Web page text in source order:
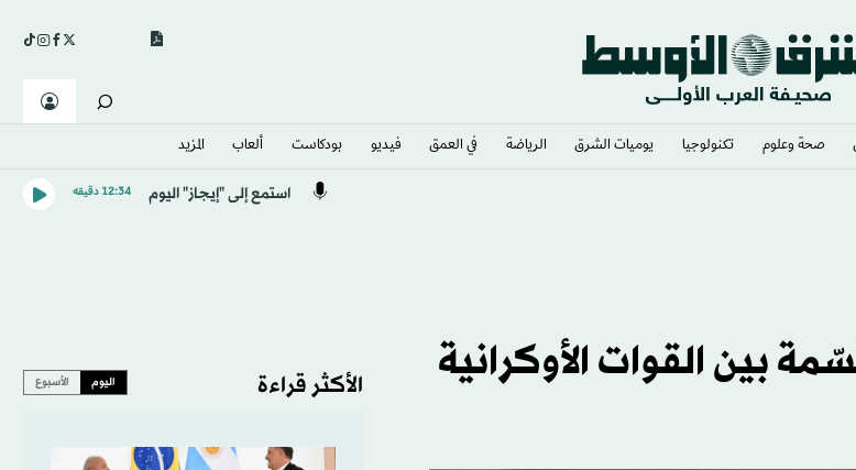
صحة وعلوم تكنولوجيا يوميات الشرق​ الرياضة في العمق فيديو بودكاست ألعاب المزيد
استمع إلى "إيجاز" اليوم 12:34 دقيقه
بين القوات الأوكرانية
الأكثر قراءة اليوم الأسبوع